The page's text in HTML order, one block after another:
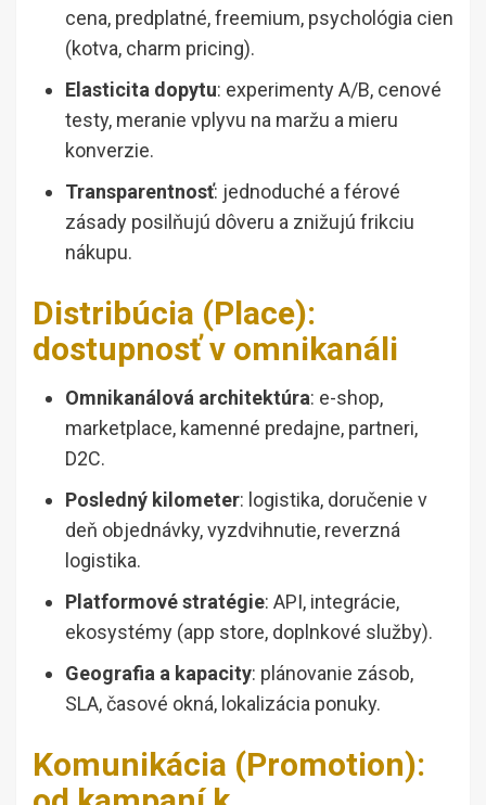
cena, predplatné, freemium, psychológia cien
(kotva, charm pricing).
Elasticita dopytu: experimenty A/B, cenové
testy, meranie vplyvu na maržu a mieru
konverzie.
Transparentnosť: jednoduché a férové
zásady posilňujú dôveru a znižujú frikciu
nákupu.
Distribúcia (Place):
dostupnosť v omnikanáli
Omnikanálová architektúra: e-shop,
marketplace, kamenné predajne, partneri,
D2C.
Posledný kilometer: logistika, doručenie v
deň objednávky, vyzdvihnutie, reverzná
logistika.
Platformové stratégie: API, integrácie,
ekosystémy (app store, doplnkové služby).
Geografia a kapacity: plánovanie zásob,
SLA, časové okná, lokalizácia ponuky.
Komunikácia (Promotion):